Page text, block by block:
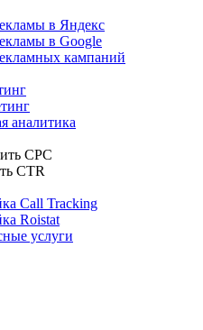
в Яндекс
в Google
кампаний
аналитика
CPC
CTR
Call Tracking
Roistat
услуги